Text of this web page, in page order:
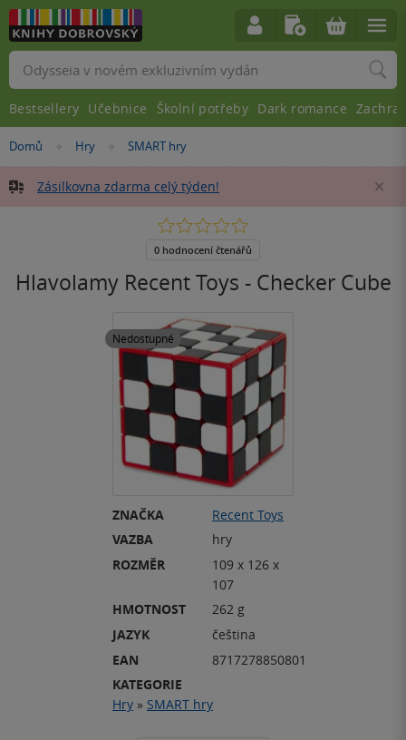
Nacházíte
zde:
Domů »Hry »
SMART hry
Zásilkovna zdarma celý týden!
Hlavolamy Recent Toys - Checker Cube
Nedostupné
ZNAČKA
Recent Toys
VAZBA
hry
ROZMĚR
109 x 126 x
107
HMOTNOST
262 g
JAZYK
čeština
EAN
8717278850801
KATEGORIE
Hry » SMART hry
0.0
5
0 hodnocení čtenářů
Vyhledávání
Bestsellery Učebnice Školní potřeby Dark romance